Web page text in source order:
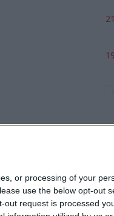
or processing of your
use the below opt-out
out request is processed